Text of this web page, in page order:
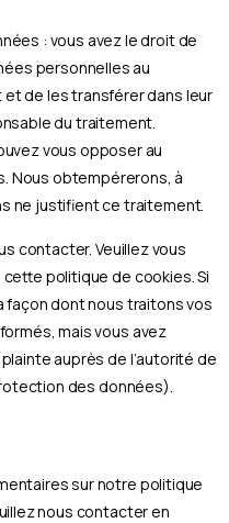
: vous avez le droit de
personnelles au
de les transférer dans leur
du traitement.
vous opposer au
Nous obtempérerons, à
ne justifient ce traitement.
contacter. Veuillez vous
politique de cookies. Si
façon dont nous traitons vos
mais vous avez
auprès de l’autorité de
des données).
sur notre politique
nous contacter en